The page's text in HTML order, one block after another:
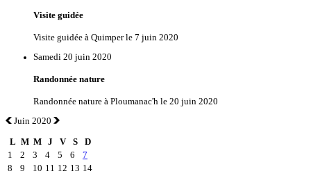
Visite guidée
Visite guidée à Quimper le 7 juin 2020
Samedi 20 juin 2020
Randonnée nature
Randonnée nature à Ploumanac'h le 20 juin 2020
Juin 2020
L M M J V S
D
1
2 3 4 5 6
7
8
9 10 11 12 13 14